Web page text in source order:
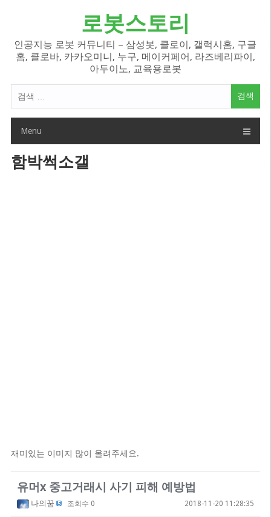
로봇스토리
인공지능 로봇 커뮤니티 – 삼성봇, 클로이, 갤럭시홈, 구글
홈, 클로바, 카카오미니, 누구, 메이커페어, 라즈베리파이,
아두이노, 교육용로봇
색
Menu
함박썩소갤
재미있는 이미지 많이 올려주세요.
유머x 중고거래시 사기 피해 예방법
나의꿈 조회수 0 2018-11-20 11:28:35